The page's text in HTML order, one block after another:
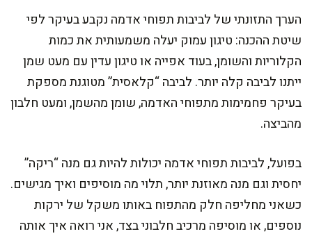
הערך התזונתי של לביבות תפוחי אדמה נקבע בעיקר לפי
שיטת ההכנה: טיגון עמוק יעלה משמעותית את כמות
הקלוריות והשומן, בעוד אפייה או טיגון עדין עם מעט שמן
ייתנו לביבה קלה יותר. לביבה “קלאסית” מטוגנת מספקת
בעיקר פחמימות מתפוחי האדמה, שומן מהשמן, ומעט חלבון
מהביצה.
בפועל, לביבות תפוחי אדמה יכולות להיות גם מנה “ריקה”
יחסית וגם מנה מאוזנת יותר, תלוי מה מוסיפים ואיך מגישים.
כשאני מחליפה חלק מהתפוח באותו משקל של ירקות
נוספים, או מוסיפה מרכיב חלבוני בצד, אני רואה איך אותה